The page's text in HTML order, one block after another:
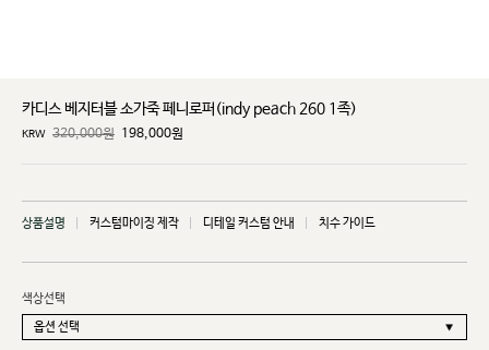
카디스 베지터블 소가죽 페니로퍼(indy peach 260 1족)
KRW 320,000원 198,000원
상품설명 커스텀마이징 제작 디테일 커스텀 안내 치수 가이드
색상선택